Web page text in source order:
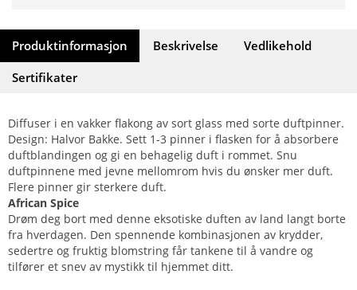
Produktinformasjon Beskrivelse
Vedlikehold
Sertifikater
Diffuser i en vakker flakong av sort glass med sorte duftpinner.
Design: Halvor Bakke. Sett 1-3 pinner i flasken for å absorbere
duftblandingen og gi en behagelig duft i rommet. Snu
duftpinnene med jevne mellomrom hvis du ønsker mer duft.
Flere pinner gir sterkere duft.
African Spice
Drøm deg bort med denne eksotiske duften av land langt borte
fra hverdagen. Den spennende kombinasjonen av krydder,
sedertre og fruktig blomstring får tankene til å vandre og
tilfører et snev av mystikk til hjemmet ditt.